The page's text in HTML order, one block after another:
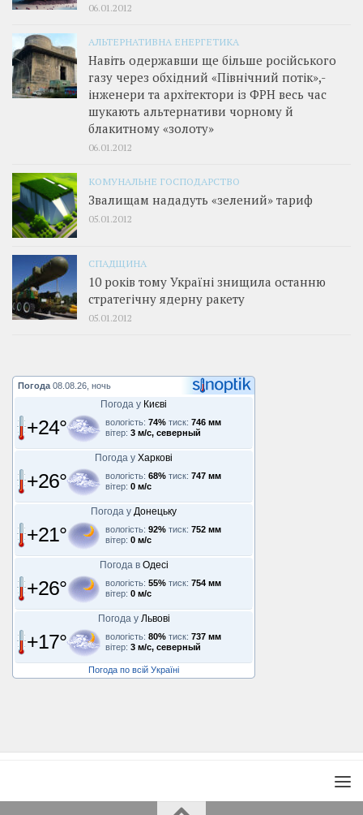
06.01.2012
АЛЬТЕРНАТИВНА ЕНЕРГЕТИКА
Навіть одержавши ще більше російського
газу через обхідний «Північний потік»,­
інженери та архітектори із ФРН весь час
шукають альтернативи чорному й
блакитному «золоту»
06.01.2012
КОМУНАЛЬНЕ ГОСПОДАРСТВО
Звалищам нададуть «зелений» тариф
05.01.2012
СПАДЩИНА
10 років тому Україні знищила останню
стратегічну ядерну ракету
05.01.2012
Погода 08.08.26, ночь
Погода у Києві
+24° вологість: 74% тиск: 746 мм
вітер: 3 м/с, северный
Погода у Харкові
+26° вологість: 68% тиск: 747 мм
вітер: 0 м/с
Погода у Донецьку
+21° вологість: 92% тиск: 752 мм
вітер: 0 м/с
Погода в Одесі
+26° вологість: 55% тиск: 754 мм
вітер: 0 м/с
Погода у Львові
+17° вологість: 80% тиск: 737 мм
вітер: 3 м/с, северный
Погода по всій Україні